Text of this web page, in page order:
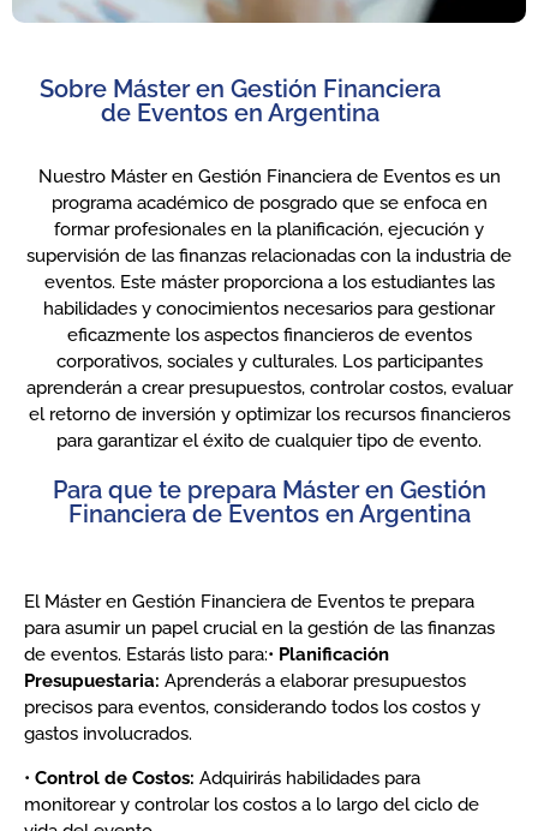
Sobre Máster en Gestión Financiera
de Eventos en Argentina
Nuestro Máster en Gestión Financiera de Eventos es un
programa académico de posgrado que se enfoca en
formar profesionales en la planificación, ejecución y
supervisión de las finanzas relacionadas con la industria de
eventos. Este máster proporciona a los estudiantes las
habilidades y conocimientos necesarios para gestionar
eficazmente los aspectos financieros de eventos
corporativos, sociales y culturales. Los participantes
aprenderán a crear presupuestos, controlar costos, evaluar
el retorno de inversión y optimizar los recursos financieros
para garantizar el éxito de cualquier tipo de evento.
Para que te prepara Máster en Gestión
Financiera de Eventos en Argentina
El Máster en Gestión Financiera de Eventos te prepara
para asumir un papel crucial en la gestión de las finanzas
de eventos. Estarás listo para:• Planificación
Presupuestaria: Aprenderás a elaborar presupuestos
precisos para eventos, considerando todos los costos y
gastos involucrados.
• Control de Costos: Adquirirás habilidades para
monitorear y controlar los costos a lo largo del ciclo de